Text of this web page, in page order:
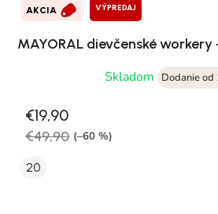
AKCIA VÝPREDAJ
MAYORAL dievčenské
Skladom
Dodanie od
€19,90
€49,90 (–60 %)
20